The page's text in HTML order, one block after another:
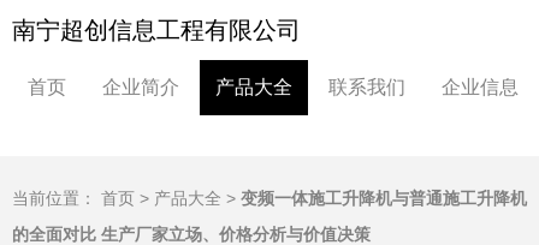
南宁超创信息工程有限公司
首页 企业简介 产品大全 联系我们 企业信息
当前位置： 首页 > 产品大全 > 变频一体施工升降机与普通施工升降机
的全面对比 生产厂家立场、价格分析与价值决策